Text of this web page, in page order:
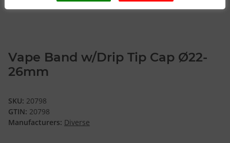
Vape Band w/Drip Tip Cap Ø22-
26mm
SKU: 20798
GTIN: 20798
Manufacturers: Diverse